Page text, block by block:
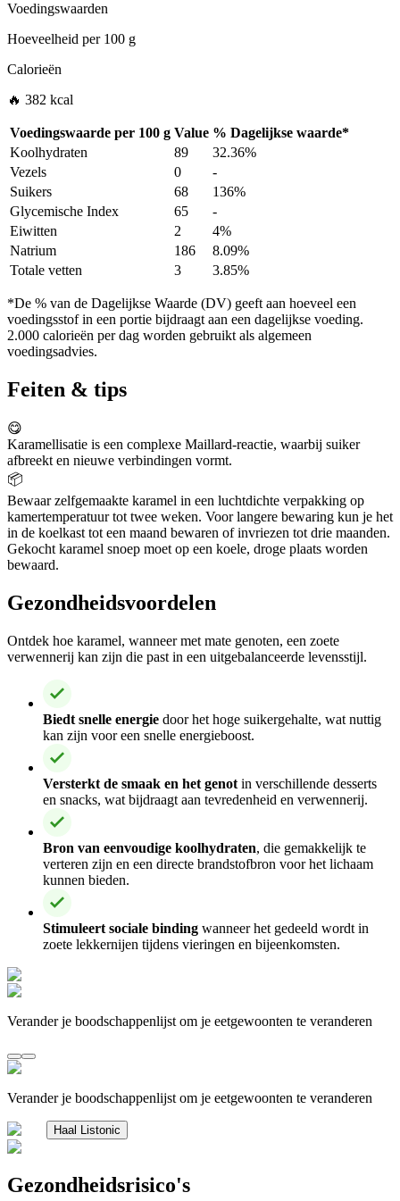
Voedingswaarden
Hoeveelheid per100 g
Calorieën
🔥 382 kcal
Voedingswaarde per 100 g Value % Dagelijkse waarde*
Koolhydraten
89
32.36%
Vezels
0
-
Suikers
68
136%
Glycemische Index
65
-
Eiwitten
2
4%
Natrium
186
8.09%
Totale vetten
3 3.85%
*De % van de Dagelijkse Waarde (DV) geeft aan hoeveel een
voedingsstof in een portie bijdraagt aan een dagelijkse voeding.
2.000 calorieën per dag worden gebruikt als algemeen
voedingsadvies.
Feiten & tips
😋
Karamellisatie is een complexe Maillard-reactie, waarbij suiker
afbreekt en nieuwe verbindingen vormt.
📦
Bewaar zelfgemaakte karamel in een luchtdichte verpakking op
kamertemperatuur tot twee weken. Voor langere bewaring kun je het
in de koelkast tot een maand bewaren of invriezen tot drie maanden.
Gekocht karamel snoep moet op een koele, droge plaats worden
bewaard.
Gezondheidsvoordelen
Ontdek hoe karamel, wanneer met mate genoten, een zoete
verwennerij kan zijn die past in een uitgebalanceerde levensstijl.
Biedt snelle energie door het hoge suikergehalte, wat nuttig
kan zijn voor een snelle energieboost.
Versterkt de smaak en het genot in verschillende desserts
en snacks, wat bijdraagt aan tevredenheid en verwennerij.
Bron van eenvoudige koolhydraten, die gemakkelijk te
verteren zijn en een directe brandstofbron voor het lichaam
kunnen bieden.
Stimuleert sociale binding wanneer het gedeeld wordt in
zoete lekkernijen tijdens vieringen en bijeenkomsten.
Verander je boodschappenlijst om je eetgewoonten te veranderen
Verander je boodschappenlijst om je eetgewoonten te veranderen
Haal Listonic
Gezondheidsrisico's